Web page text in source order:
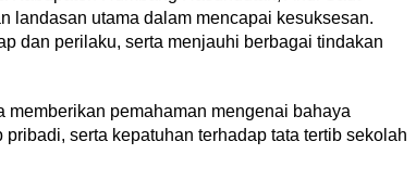
landasan utama dalam mencapai kesuksesan.
dan perilaku, serta menjauhi berbagai tindakan
pemahaman mengenai bahaya
serta kepatuhan terhadap tata tertib sekolah